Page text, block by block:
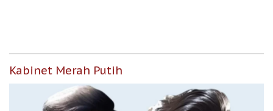
Kabinet Merah Putih